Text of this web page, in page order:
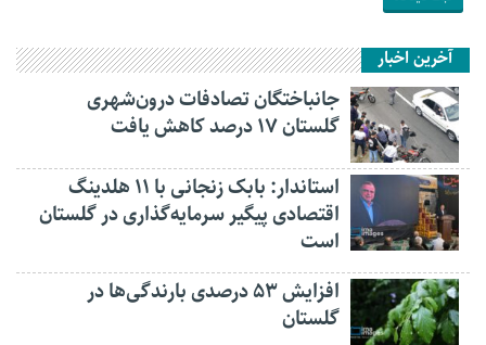
آخرین اخبار
جانباختگان تصادفات درون‌شهری
گلستان ۱۷ درصد کاهش یافت
استاندار: بابک زنجانی با ۱۱ هلدینگ
اقتصادی پیگیر سرمایه‌گذاری در گلستان
است
افزایش ۵۳ درصدی بارندگی‌ها در
گلستان